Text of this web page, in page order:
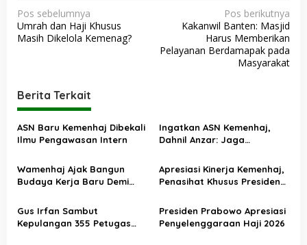
N
a
g
a
s
i
p
o
s
Pos sebelumnya
Umrah dan Haji Khusus
Masih Dikelola Kemenag?
Pos berikutnya
Kakanwil Banten: Masjid
Harus Memberikan
Pelayanan Berdamapak pada
Masyarakat
Berita Terkait
ASN Baru Kemenhaj Dibekali
Ilmu Pengawasan Intern
Ingatkan ASN Kemenhaj,
Dahnil Anzar: Jaga
Menjadikan Jemaah
sebagai Komoditas
Wamenhaj Ajak Bangun
Budaya Kerja Baru Demi
Jemaah
Apresiasi Kinerja Kemenhaj,
Penasihat Khusus Presiden
Penyelenggaraan Haji
Berjalan Baik
Gus Irfan Sambut
Kepulangan 355 Petugas
Presiden Prabowo Apresiasi
Penyelenggaraan Haji 2026